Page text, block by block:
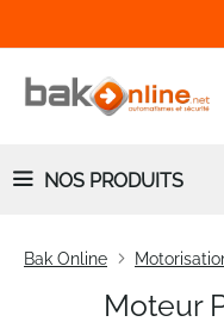
NOS PRODUITS
Bak Online
Moteur